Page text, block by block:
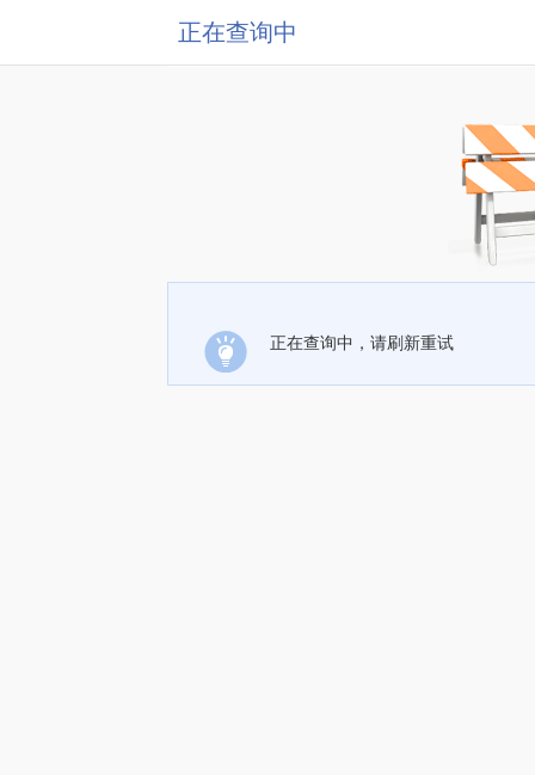
正在查询中
正在查询中，请刷新重试